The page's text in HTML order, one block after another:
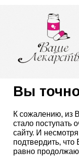
Вы
К сожалению, из
стало поступать
сайту. И
подтвердить,
равно